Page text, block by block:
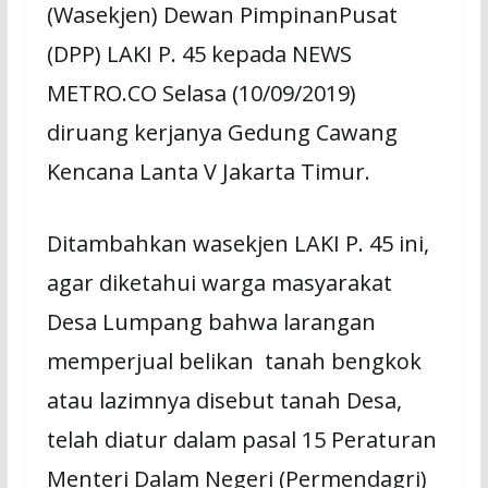
(Wasekjen) Dewan PimpinanPusat
(DPP) LAKI P. 45 kepada NEWS
METRO.CO Selasa (10/09/2019)
diruang kerjanya Gedung Cawang
Kencana Lanta V Jakarta Timur.
Ditambahkan wasekjen LAKI P. 45 ini,
agar diketahui warga masyarakat
Desa Lumpang bahwa larangan
memperjual belikan tanah bengkok
atau lazimnya disebut tanah Desa,
telah diatur dalam pasal 15 Peraturan
Menteri Dalam Negeri (Permendagri)